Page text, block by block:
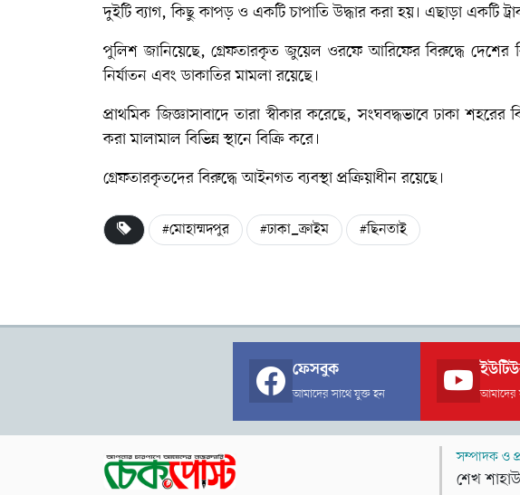
দুইটি ব্যাগ, কিছু কাপড় ও একটি চাপাতি উদ্ধার করা হয়। এছাড়া একটি
পুলিশ জানিয়েছে, গ্রেফতারকৃত জুয়েল ওরফে আরিফের বিরুদ্ধে দেশের
নির্যাতন এবং ডাকাতির মামলা রয়েছে।
প্রাথমিক জিজ্ঞাসাবাদে তারা স্বীকার করেছে, সংঘবদ্ধভাবে ঢাকা
করা মালামাল বিভিন্ন স্থানে বিক্রি করে।
গ্রেফতারকৃতদের বিরুদ্ধে আইনগত ব্যবস্থা প্রক্রিয়াধীন রয়েছে।
#মোহাম্মদপুর #ঢাকা_ক্রাইম #ছিনতাই
ফেসবুক
আমাদের সাথে যুক্ত হন আমাদের
সম্পাদক ও
শেখ